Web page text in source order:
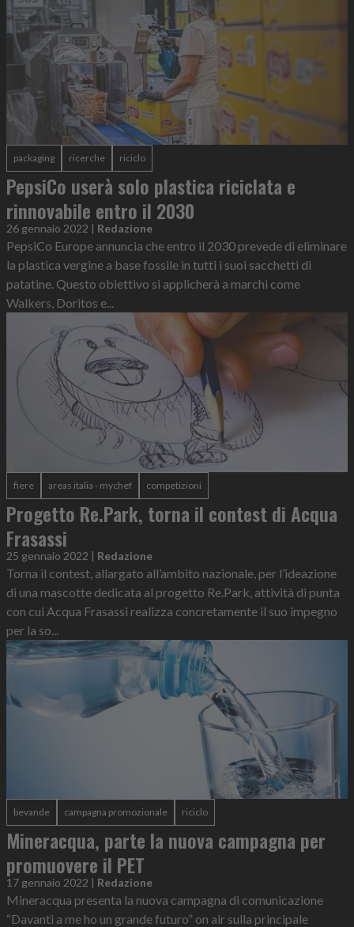
packaging ricerche riciclo
PepsiCo userà solo plastica riciclata e
rinnovabile entro il 2030
26 gennaio 2022 | Redazione
PepsiCo Europe annuncia che entro il 2030 prevede di eliminare
la plastica vergine a base fossile in tutti i suoi sacchetti di
patatine. Questo obiettivo si applicherà a marchi come
Walkers, Doritos e...
fiere areas italia - mychef competizioni
Progetto Re.Park, torna il contest di Acqua
Frasassi
25 gennaio 2022 | Redazione
Torna il contest, allargato all’ambito nazionale, per l’ideazione
di una mascotte dedicata al progetto Re.Park, attività di punta
con cui Acqua Frasassi realizza concretamente il suo impegno
per la so...
bevande campagna promozionale riciclo
Mineracqua, parte la nuova campagna per
promuovere il PET
17 gennaio 2022 | Redazione
Mineracqua presenta la nuova campagna di comunicazione
“Davanti a me ho un grande futuro” on air sulla principale